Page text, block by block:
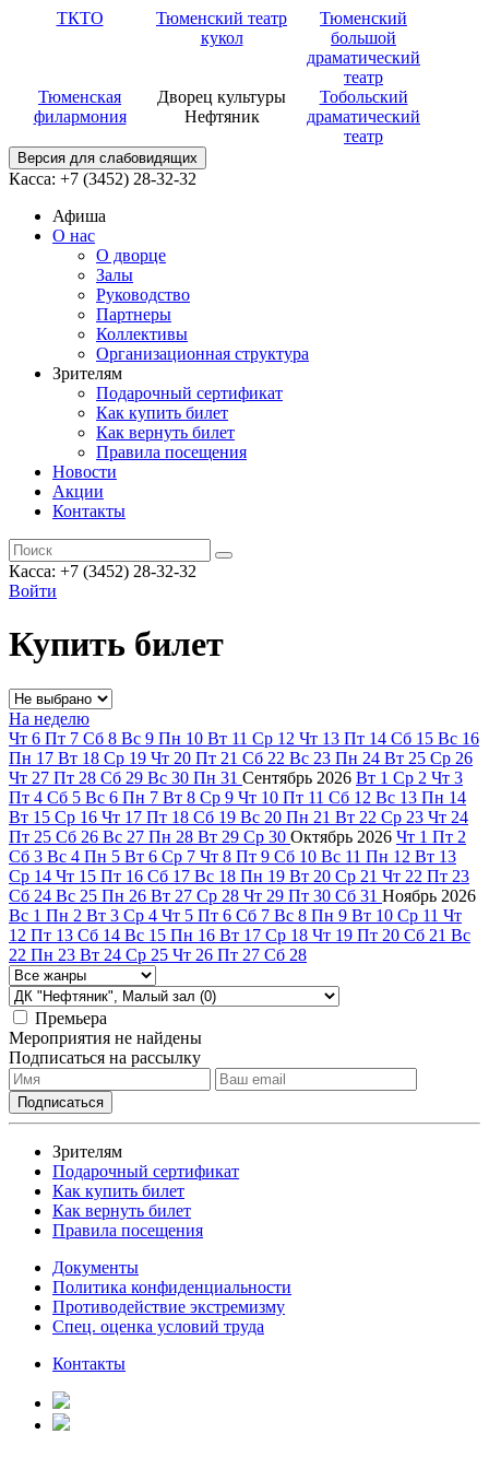
ТКТО
Тюменский театр
кукол
Тюменский
большой
драматический
театр
Тюменская
филармония
Дворец культуры
Нефтяник
Тобольский
драматический
театр
Версия для слабовидящих
Касса: +7 (3452) 28-32-32
Афиша
О нас
О дворце
Залы
Руководство
Партнеры
Коллективы
Организационная структура
Зрителям
Подарочный сертификат
Как купить билет
Как вернуть билет
Правила посещения
Новости
Акции
Контакты
Касса: +7 (3452) 28-32-32
Войти
Купить билет
На неделю
Чт 6 Пт 7 Сб 8 Вс 9 Пн 10 Вт 11 Ср 12 Чт 13 Пт 14 Сб 15 Вс 16
Пн 17 Вт 18 Ср 19 Чт 20 Пт 21 Сб 22 Вс 23 Пн 24 Вт 25 Ср 26
Чт 27 Пт 28 Сб 29 Вс 30 Пн 31 Сентябрь 2026 Вт 1 Ср 2 Чт 3
Пт 4 Сб 5 Вс 6 Пн 7 Вт 8 Ср 9 Чт 10 Пт 11 Сб 12 Вс 13 Пн 14
Вт 15 Ср 16 Чт 17 Пт 18 Сб 19 Вс 20 Пн 21 Вт 22 Ср 23 Чт 24
Пт 25 Сб 26 Вс 27 Пн 28 Вт 29 Ср 30 Октябрь 2026 Чт 1 Пт 2
Сб 3 Вс 4 Пн 5 Вт 6 Ср 7 Чт 8 Пт 9 Сб 10 Вс 11 Пн 12 Вт 13
Ср 14 Чт 15 Пт 16 Сб 17 Вс 18 Пн 19 Вт 20 Ср 21 Чт 22 Пт 23
Сб 24 Вс 25 Пн 26 Вт 27 Ср 28 Чт 29 Пт 30 Сб 31 Ноябрь 2026
Вс 1 Пн 2 Вт 3 Ср 4 Чт 5 Пт 6 Сб 7 Вс 8 Пн 9 Вт 10 Ср 11 Чт
12 Пт 13 Сб 14 Вс 15 Пн 16 Вт 17 Ср 18 Чт 19 Пт 20 Сб 21 Вс
22 Пн 23 Вт 24 Ср 25 Чт 26 Пт 27 Сб 28
Премьера
Мероприятия не найдены
Подписаться на рассылку
Зрителям
Подарочный сертификат
Как купить билет
Как вернуть билет
Правила посещения
Документы
Политика конфиденциальности
Противодействие экстремизму
Спец. оценка условий труда
Контакты